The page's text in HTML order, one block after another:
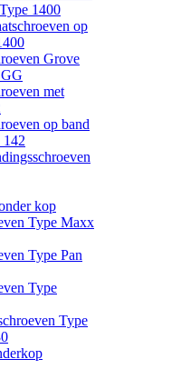
1400
op
Grove
met
op band
142
kop
Type Maxx
Type Pan
Type
Type